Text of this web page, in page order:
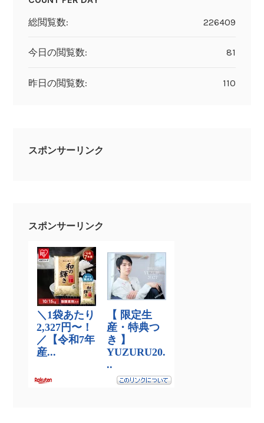
226409
総閲覧数:
81
今日の閲覧数:
110
昨日の閲覧数:
スポンサーリンク
スポンサーリンク